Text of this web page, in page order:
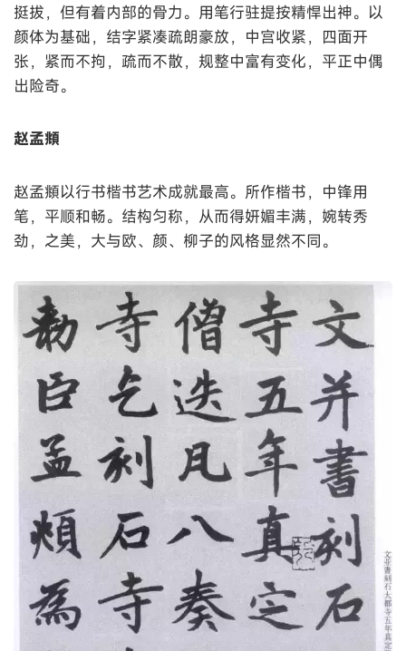
挺拔，但有着内部的骨力。用笔行驻提按精悍出神。以
颜体为基础，结字紧凑疏朗豪放，中宫收紧，四面开
张，紧而不拘，疏而不散，规整中富有变化，平正中偶
出险奇。
赵孟頫
赵孟頫以行书楷书艺术成就最高。所作楷书，中锋用
笔，平顺和畅。结构匀称，从而得妍媚丰满，婉转秀
劲，之美，大与欧、颜、柳子的风格显然不同。